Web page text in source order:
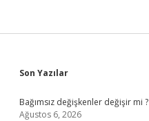
Sidebar
Son Yazılar
Bağımsız değişkenler değişir mi ?
Ağustos 6, 2026